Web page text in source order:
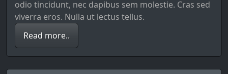
odio tincidunt, nec dapibus sem molestie. Cras sed
viverra eros. Nulla ut lectus tellus.
Read more..